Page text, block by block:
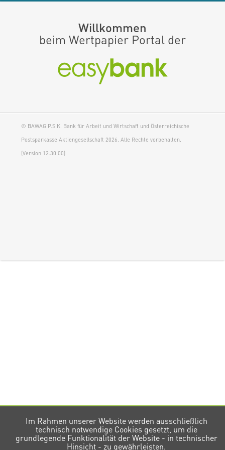
Willkommen
beim Wertpapier Portal der
© BAWAG P.S.K. Bank für Arbeit und Wirtschaft und Österreichische
Postsparkasse Aktiengesellschaft 2026. Alle Rechte vorbehalten.
(Version 12.30.00)
Im Rahmen unserer Website werden ausschließlich
technisch notwendige Cookies gesetzt, um die
grundlegende Funktionalität der Website - in technischer
Hinsicht - zu gewährleisten.